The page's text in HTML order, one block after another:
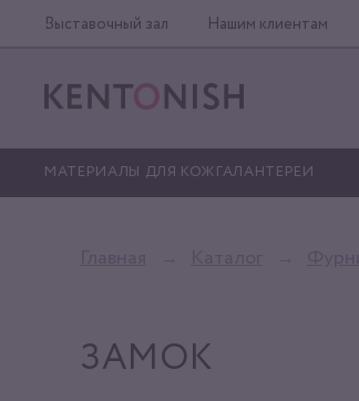
Выставочный зал Нашим клиентам
МАТЕРИАЛЫ ДЛЯ КОЖГАЛАНТЕРЕИ
ЗАМОК